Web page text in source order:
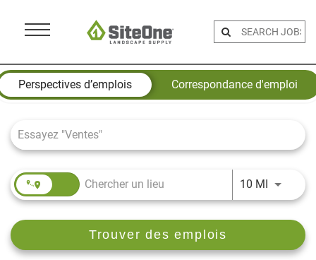
Menu
Job Search Page
Perspectives d’emplois
Correspondance d'emploi
10 MI
Trouver des emplois